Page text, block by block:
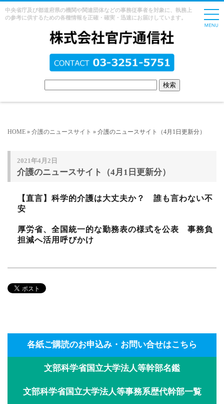
中央省庁及び都道府県の機関や関連団体などの事務従事者を対象に、執務上
の参考に供するための各種情報を正確・確実・迅速にお届けしています。
HOME » 介護のニュースサイト » 介護のニュースサイト（4月1日更新分）
2021年4月2日
介護のニュースサイト（4月1日更新分）
【直言】科学的介護は大丈夫か？ 誰も言わない不
安
厚労省、全国統一的な勤務表の様式を公表 事務負
担減へ活用呼びかけ
各紙ご購読のお申込み・お問い合せはこちら
文部科学省国立大学法人等幹部名鑑
文部科学省国立大学法人等事務系歴代幹部一覧